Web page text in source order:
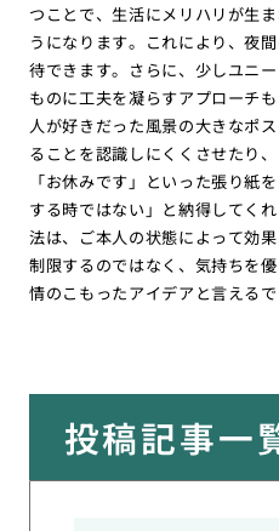
つことで、生活にメリハリが生
うになります。これにより、夜
待できます。さらに、少しユニ
ものに工夫を凝らすアプローチ
人が好きだった風景の大きなポ
ることを認識しにくくさせたり
「お休みです」といった張り紙
する時ではない」と納得してく
法は、ご本人の状態によって効
制限するのではなく、気持ちを
情のこもったアイデアと言えるで
投稿記事一